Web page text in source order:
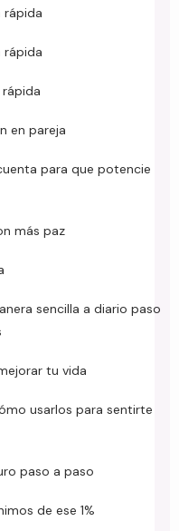
rápida
rápida
en pareja
para que potencie
más paz
sencilla a diario paso
tu vida
usarlos para sentirte
paso a paso
de ese 1%